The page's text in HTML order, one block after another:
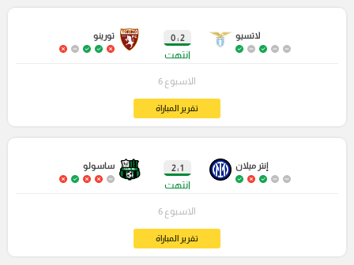
لاتسيو 2 : 0
انتهت
تورينو
الاسبوع 6
تقرير المباراة
إنتر ميلان 1 : 2
انتهت
ساسولو
الاسبوع 6
تقرير المباراة